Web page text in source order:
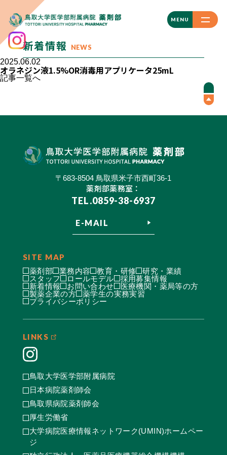
MENU
CLOSE
新着情報 NEWS
2025.06.02
オラネジン液1.5%OR消毒用アプリケータ25mL
記事一覧へ
〒683-8504 鳥取県米子市西町36-1
薬剤部薬務室：
TEL.0859-38-6937
E-MAIL
SITE MAP
薬剤部 業務内容 教育・研修
研究・業績
スタッフ
ロールモデル
採用募集情報
新着情報
お問い合わせ
医療機関・薬局等の方
製薬企業の方
薬学生の実務実習
プライバシーポリシー
LINKS
鳥取大学医学部附属病院
日本病院薬剤師会
鳥取県病院薬剤師会
厚生労働省
大学病院医療情報ネットワーク(UMIN)ホームペー
ジ